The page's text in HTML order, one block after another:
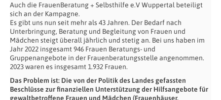
Auch die FrauenBeratung + Selbsthilfe e.V Wuppertal beteiligt
sich an der Kampagne.
Es gibt uns nun seit mehr als 43 Jahren. Der Bedarf nach
Unterbringung, Beratung und Begleitung von Frauen und
Mädchen steigt überall jährlich und stetig an. Bei uns haben im
Jahr 2022 insgesamt 946 Frauen Beratungs- und
Gruppenangebote in der Frauenberatungsstelle angenommen.
2023 waren es insgesamt 1.932 Frauen.
Das Problem ist: Die von der Politik des Landes gefassten
Beschlüsse zur finanziellen Unterstützung der Hilfsangebote für
gewaltbetroffene Frauen und Mädchen (Frauenhäuser,